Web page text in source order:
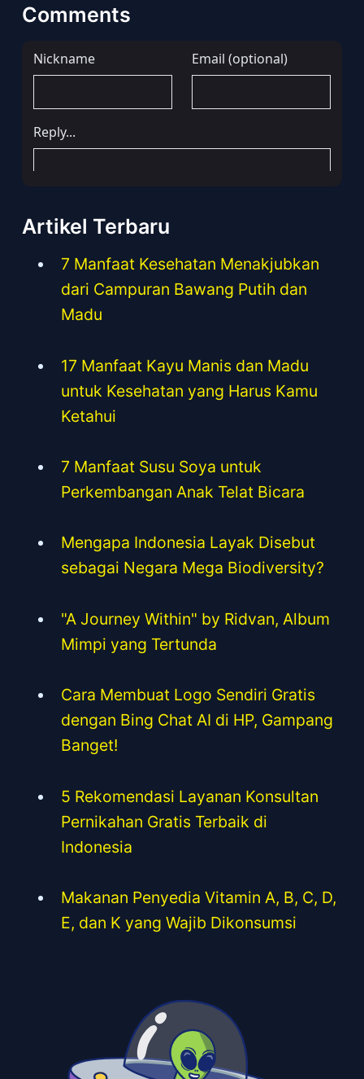
Comments
Artikel Terbaru
7 Manfaat Kesehatan Menakjubkan
dari Campuran Bawang Putih dan
Madu
17 Manfaat Kayu Manis dan Madu
untuk Kesehatan yang Harus Kamu
Ketahui
7 Manfaat Susu Soya untuk
Perkembangan Anak Telat Bicara
Mengapa Indonesia Layak Disebut
sebagai Negara Mega Biodiversity?
"A Journey Within" by Ridvan, Album
Mimpi yang Tertunda
Cara Membuat Logo Sendiri Gratis
dengan Bing Chat AI di HP, Gampang
Banget!
5 Rekomendasi Layanan Konsultan
Pernikahan Gratis Terbaik di
Indonesia
Makanan Penyedia Vitamin A, B, C, D,
E, dan K yang Wajib Dikonsumsi